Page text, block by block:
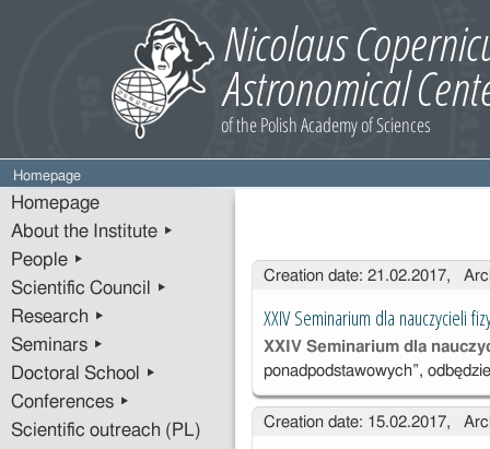
Homepage
Homepage
About the Institute ▸
People ▸
Scientific Council ▸
Research ▸
Seminars ▸
Doctoral School ▸
Conferences ▸
Scientific outreach (PL)
Entries
Creation date: 21.02.2017,
XXIV Seminarium dla nauczycieli
XXIV Seminarium dla
ponadpodstawowych”,
Creation date: 15.02.2017,